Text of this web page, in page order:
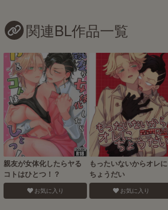
関連BL作品一覧
親友が女体化したらヤる
コトはひとつ！？
お気に入り
もったいないからオレに
ちょうだい
お気に入り